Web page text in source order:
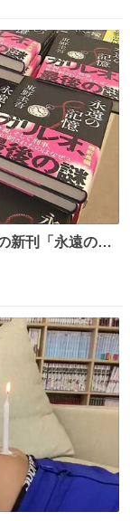
い出が鮮明によ
新刊「永遠の記
作
運んでいた。